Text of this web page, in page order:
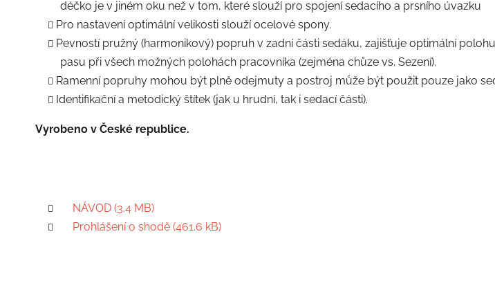
déčko je v jiném oku než v tom, které slouží pro spojení sedacího a prsního úvazku
Pro nastavení optimální velikosti slouží ocelové spony.
Pevností pružný (harmonikový) popruh v zadní části sedáku, zajišťuje optimální
pasu při všech možných polohách pracovníka (zejména chůze vs. Sezení).
Ramenní popruhy mohou být plně odejmuty a postroj může být použit pouze jako
Identifikační a metodický štítek (jak u hrudní, tak i sedací části).
Vyrobeno v České republice.
NÁVOD (3.4 MB)
Prohlášení o shodě (461.6 kB)